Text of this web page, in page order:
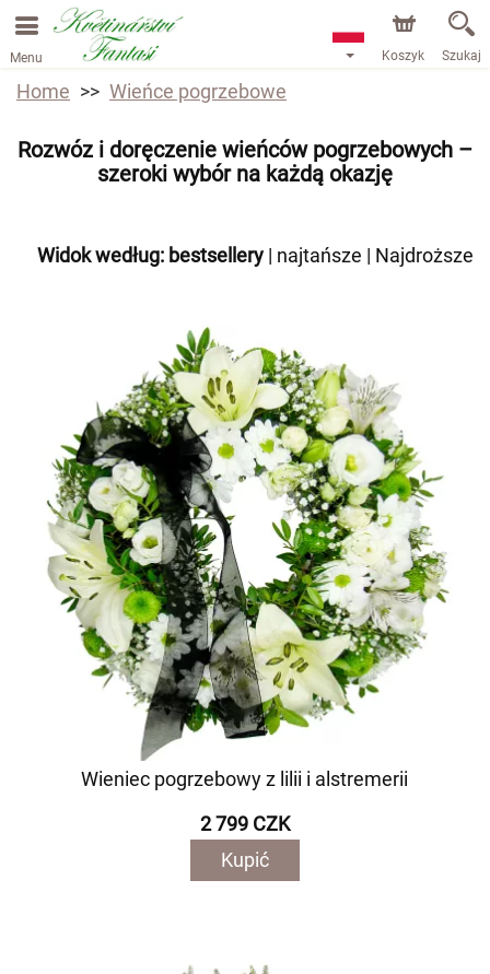
Menu Koszyk Szukaj
Home Wieńce pogrzebowe
Rozwóz i doręczenie wieńców pogrzebowych –
szeroki wybór na każdą okazję
Widok według: bestsellery | najtańsze | Najdroższe
Wieniec pogrzebowy z lilii i alstremerii
2 799 CZK
Kupić